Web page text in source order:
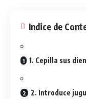
Indice de
1. Cepilla sus
2. Introduce